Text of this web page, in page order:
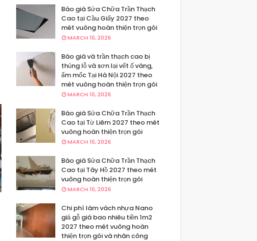
Báo giá Sửa Chữa Trần Thạch
Cao tại Cầu Giấy 2027 theo
mét vuông hoàn thiện trọn gói
MARCH 10, 2026
Báo giá vá trần thạch cao bị
thủng lỗ và sơn lại vết ố vàng,
ẩm mốc Tại Hà Nội 2027 theo
mét vuông hoàn thiện trọn gói
MARCH 10, 2026
Báo giá Sửa Chữa Trần Thạch
Cao tại Từ Liêm 2027 theo mét
vuông hoàn thiện trọn gói
MARCH 10, 2026
Báo giá Sửa Chữa Trần Thạch
Cao tại Tây Hồ 2027 theo mét
vuông hoàn thiện trọn gói
MARCH 10, 2026
Chi phí làm vách nhựa Nano
giả gỗ giá bao nhiêu tiền 1m2
2027 theo mét vuông hoàn
thiện trọn gói và nhân công